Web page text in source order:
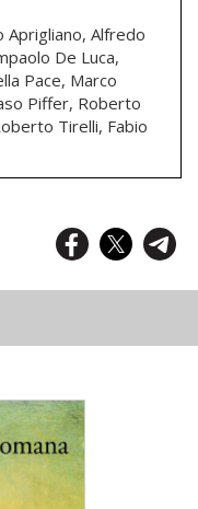
Aprigliano, Alfredo
De Luca,
Pace, Marco
Piffer, Roberto
Tirelli, Fabio